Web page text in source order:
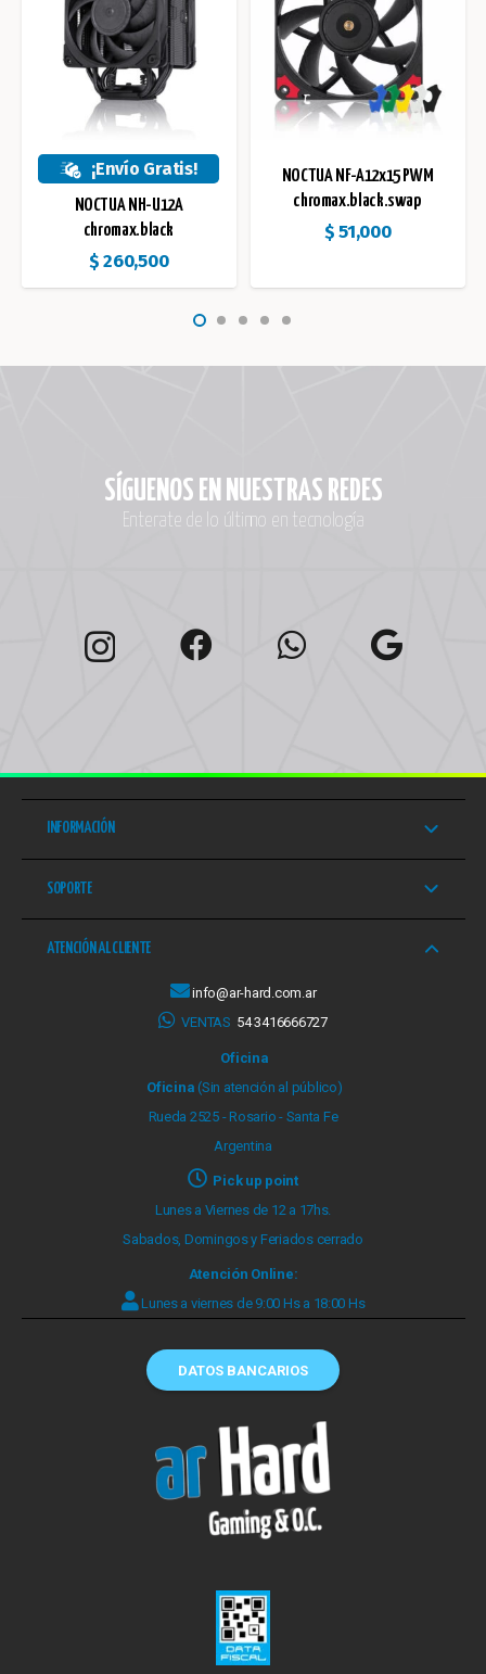
¡Envío Gratis!
NOCTUA NH-U12A
chromax.black
$ 260,500
NOCTUA NF-A12x15 PWM
chromax.black.swap
$ 51,000
SÍGUENOS EN NUESTRAS REDES
Enterate de lo último en tecnología
INFORMACIÓN
SOPORTE
ATENCIÓN AL CLIENTE
info@ar-hard.com.ar
VENTAS 54 3416666727
Oficina
Oficina (Sin atención al público)
Rueda 2525 - Rosario - Santa Fe
Argentina
Pick up point
Lunes a Viernes de 12 a 17hs.
Sabados, Domingos y Feriados cerrado
Atención Online:
Lunes a viernes de 9:00 Hs a 18:00 Hs
DATOS BANCARIOS